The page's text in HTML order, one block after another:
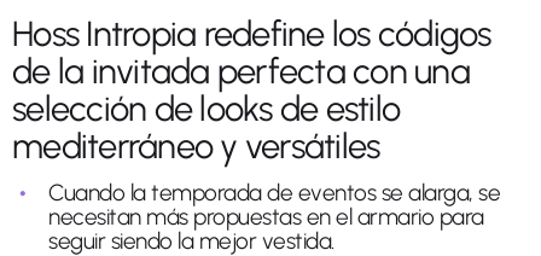
Hoss Intropia redefine los códigos
de la invitada perfecta con una
selección de looks de estilo
mediterráneo y versátiles
Cuando la temporada de eventos se alarga, se
necesitan más propuestas en el armario para
seguir siendo la mejor vestida.